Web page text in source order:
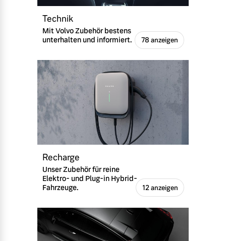
Technik
Mit Volvo Zubehör bestens
unterhalten und informiert.
78 anzeigen
Recharge
Unser Zubehör für reine
Elektro- und Plug-in Hybrid-
Fahrzeuge.
12 anzeigen